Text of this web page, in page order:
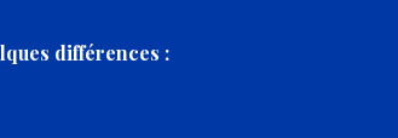
différences :